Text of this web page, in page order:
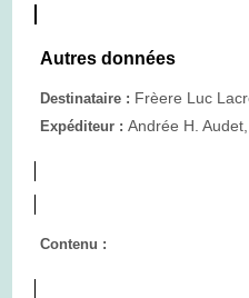
Autres données
Destinataire : Frèere Luc
Expéditeur : Andrée H.
Contenu :